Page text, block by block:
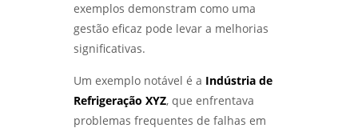
ANÁLISE DE QUEBRA DE PARAFUSOS:
ENTENDA AS CAUSAS E SOLUÇÕES -
LABMETAL
ANÁLISE DO TIPO DE QUEBRA: ENTENDA SEUS
IMPACTOS E REPERCUSSÕES - LABMETAL
exemplos demonstram como uma
gestão eficaz pode levar a melhorias
significativas.
Um exemplo notável é a Indústria de
Refrigeração XYZ, que enfrentava
problemas frequentes de falhas em